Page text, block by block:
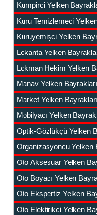
Kumpirci Yelken
Kuru Temizlemeci
Kuruyemişci Yelken
Lokanta Yelken
Lokman Hekim Yelken
Manav Yelken Bayrakları
Market Yelken Bayrakları
Mobilyacı Yelken
Optik-Gözlükçü Yelken
Organizasyoncu Yelken
Oto Aksesuar Yelken
Oto Boyacı Yelken
Oto Ekspertiz Yelken
Oto Elektirikci Yelken